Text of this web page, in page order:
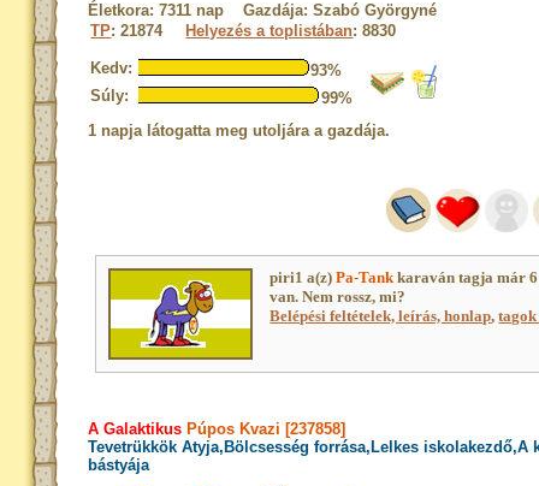
Életkora: 7311 nap Gazdája: Szabó Györgyné
TP: 21874 Helyezés a toplistában: 8830
Kedv:
93%
Súly:
99%
1 napja látogatta meg utoljára a gazdája.
piri1 a(z)Pa-Tankkaraván tagja már
van. Nem rossz, mi?
Belépési feltételek, leírás, honlap,
A Galaktikus Púpos Kvazi [237858]
Tevetrükkök Atyja,Bölcsesség forrása,Lelkes iskolakezdő,A
bástyája